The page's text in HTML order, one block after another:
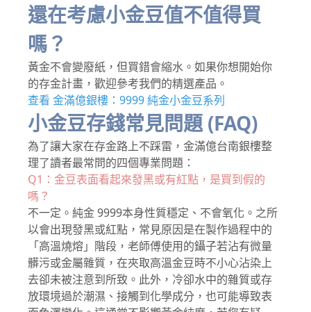
還在考慮小金豆值不值得買
嗎？
黃金不會變廢紙，但買錯會縮水。如果你想開始你
的存金計畫，歡迎參考我們的精選產品。
查看 金滿億銀樓：9999 純金小金豆系列
小金豆存錢常見問題 (FAQ)
為了讓大家在存金路上不踩雷，金滿億台南銀樓整
理了讀者最常問的四個專業問題：
Q1：金豆表面看起來發黑或有紅點，是買到假的
嗎？
不一定。純金 9999本身性質穩定、不會氧化。之所
以會出現發黑或紅點，常見原因是在製作過程中的
「高溫燒熔」階段，老師傅使用的鑷子若沾有微量
髒污或金屬雜質，在夾取高溫金豆時不小心沾染上
去卻未被注意到所致。此外，冷卻水中的雜質或存
放環境過於潮濕、接觸到化學成分，也可能導致表